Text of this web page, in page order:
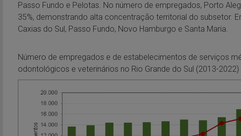
Passo Fundo e Pelotas. No número de empregados, Porto
35%, demonstrando alta concentração territorial do subsetor.
Caxias do Sul, Passo Fundo, Novo Hamburgo e Santa Maria.
Número de empregados e de estabelecimentos de serviços
odontológicos e veterinários no Rio Grande do Sul (2013-2022)